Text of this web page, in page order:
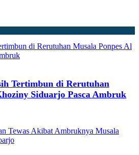
Tertimbun di Rerutuhan
Siduarjo Pasca Ambruk